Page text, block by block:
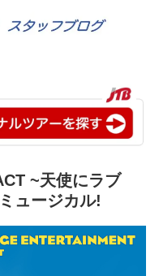
~天使にラブ
ュージカル!